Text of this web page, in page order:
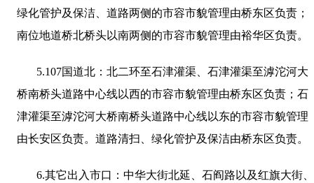
绿化管护及保洁、道路两侧的市容市貌管理由桥东区负责；
南位地道桥北桥头以南两侧的市容市貌管理由裕华区负责。
5.107国道北：北二环至石津灌渠、石津灌渠至滹沱河大
桥南桥头道路中心线以西的市容市貌管理由桥东区负责；石
津灌渠至滹沱河大桥南桥头道路中心线以东的市容市貌管理
由长安区负责。道路清扫、绿化管护及保洁由桥东区负责。
6.其它出入市口：中华大街北延、石阎路以及红旗大街、